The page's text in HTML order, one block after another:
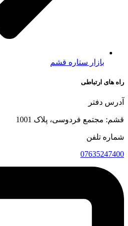
بازار ستاره قشم
راه های ارتباطی
آدرس دفتر
قشم: مجتمع فردوسی، پلاک 1001
شماره تلفن
07635247400